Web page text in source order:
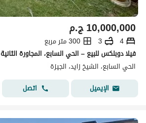
ج.م10,000,000
4
3
300 متر مربع
فيلا دوبلكس للبيع – الحي السابع، المجاورة الثانية
الحي السابع، الشيخ زايد، الجيزة
الإيميل
اتصل